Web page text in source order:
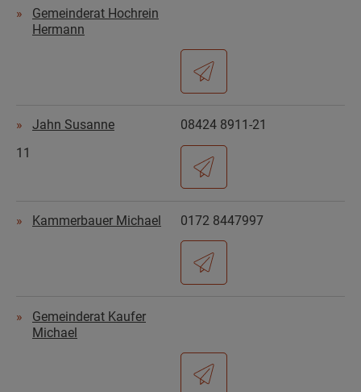
Gemeinderat Hochrein
Hermann
Jahn Susanne
08424 8911-21
11
Kammerbauer Michael 0172 8447997
Gemeinderat Kaufer
Michael